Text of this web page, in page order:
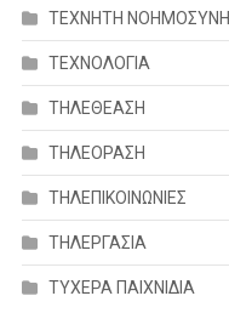
ΤΕΧΝΗΤΗ ΝΟΗΜΟΣΥΝΗ
ΤΕΧΝΟΛΟΓΙΑ
ΤΗΛΕΘΕΑΣΗ
ΤΗΛΕΟΡΑΣΗ
ΤΗΛΕΠΙΚΟΙΝΩΝΙΕΣ
ΤΗΛΕΡΓΑΣΙΑ
ΤΥΧΕΡΑ ΠΑΙΧΝΙΔΙΑ